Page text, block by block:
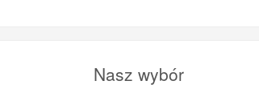
Nasz wybór